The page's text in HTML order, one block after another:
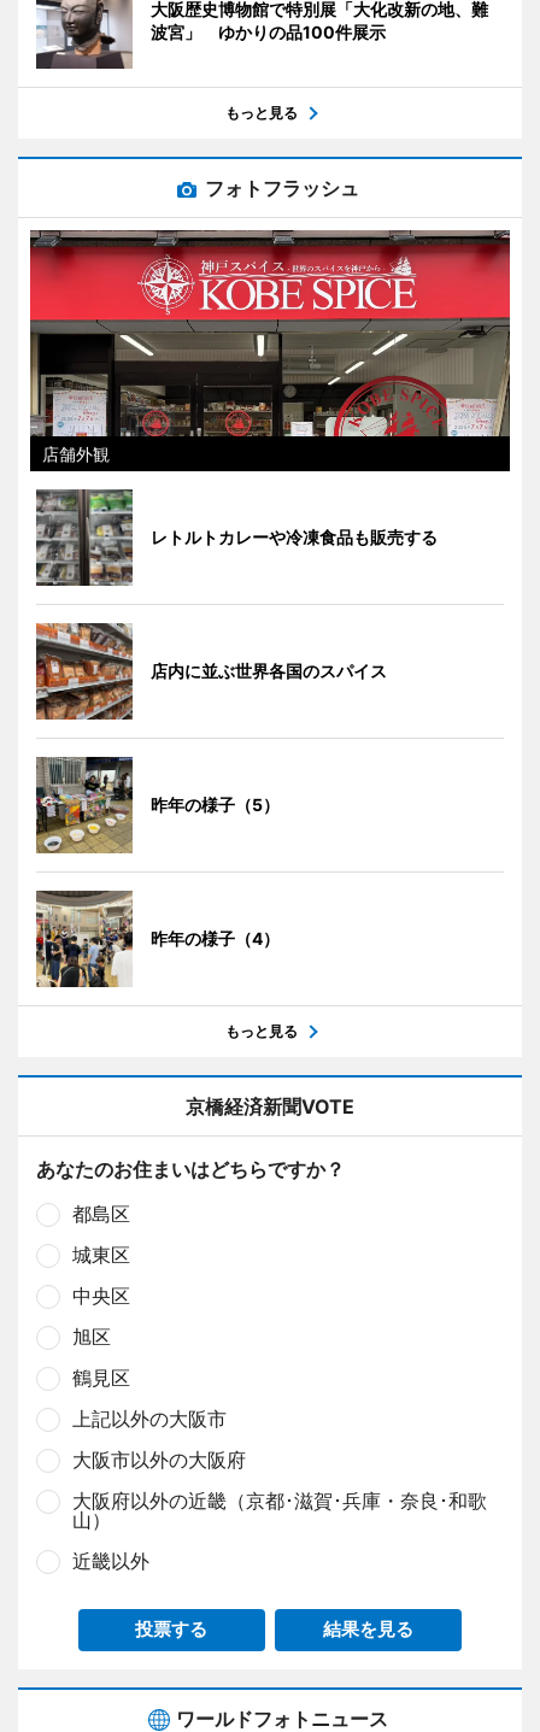
大阪歴史博物館で特別展「大化改新の地、難
波宮」 ゆかりの品100件展示
もっと見る
フォトフラッシュ
店舗外観
レトルトカレーや冷凍食品も販売する
店内に並ぶ世界各国のスパイス
昨年の様子（5）
昨年の様子（4）
もっと見る
京橋経済新聞VOTE
あなたのお住まいはどちらですか？
都島区
城東区
中央区
旭区
鶴見区
上記以外の大阪市
大阪市以外の大阪府
大阪府以外の近畿（京都･滋賀･兵庫・奈良･和歌
山）
近畿以外
投票する 結果を見る
ワールドフォトニュース